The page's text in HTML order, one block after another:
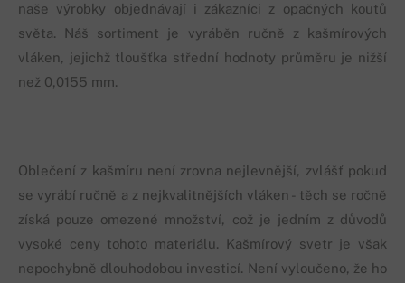
naše výrobky objednávají i zákazníci z opačných koutů
světa. Náš sortiment je vyráběn ručně z kašmírových
vláken, jejichž tloušťka střední hodnoty průměru je nižší
než 0,0155 mm.
Oblečení z kašmíru není zrovna nejlevnější, zvlášť pokud
se vyrábí ručně a z nejkvalitnějších vláken - těch se ročně
získá pouze omezené množství, což je jedním z důvodů
vysoké ceny tohoto materiálu. Kašmírový svetr je však
nepochybně dlouhodobou investicí. Není vyloučeno, že ho